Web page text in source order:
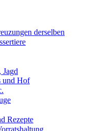
derselben
und Hof
Rezepte